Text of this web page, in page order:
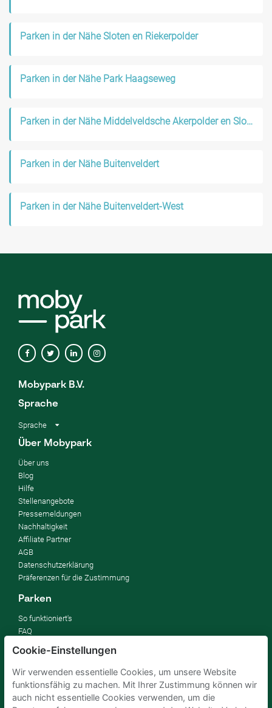
Parken in der Nähe Sloten en Riekerpolder
Parken in der Nähe Park Haagseweg
Parken in der Nähe Middelveldsche Akerpolder en Sloten
Parken in der Nähe Buitenveldert
Parken in der Nähe Buitenveldert-West
Cookie-Einstellungen
Wir verwenden essentielle Cookies, um unsere Website
funktionsfähig zu machen. Mit Ihrer Zustimmung können wir
auch nicht essentielle Cookies verwenden, um die
Mobypark B.V.
Sprache
Sprache
Über Mobypark
Über uns
Blog
Hilfe
Stellenangebote
Pressemeldungen
Nachhaltigkeit
Affiliate Partner
AGB
Datenschutzerklärung
Präferenzen für die Zustimmung
Parken
So funktioniert's
FAQ
Vermieten
Parkplatz vermieten
Für Unternehmen
Verbessern Sie Ihre SDGs